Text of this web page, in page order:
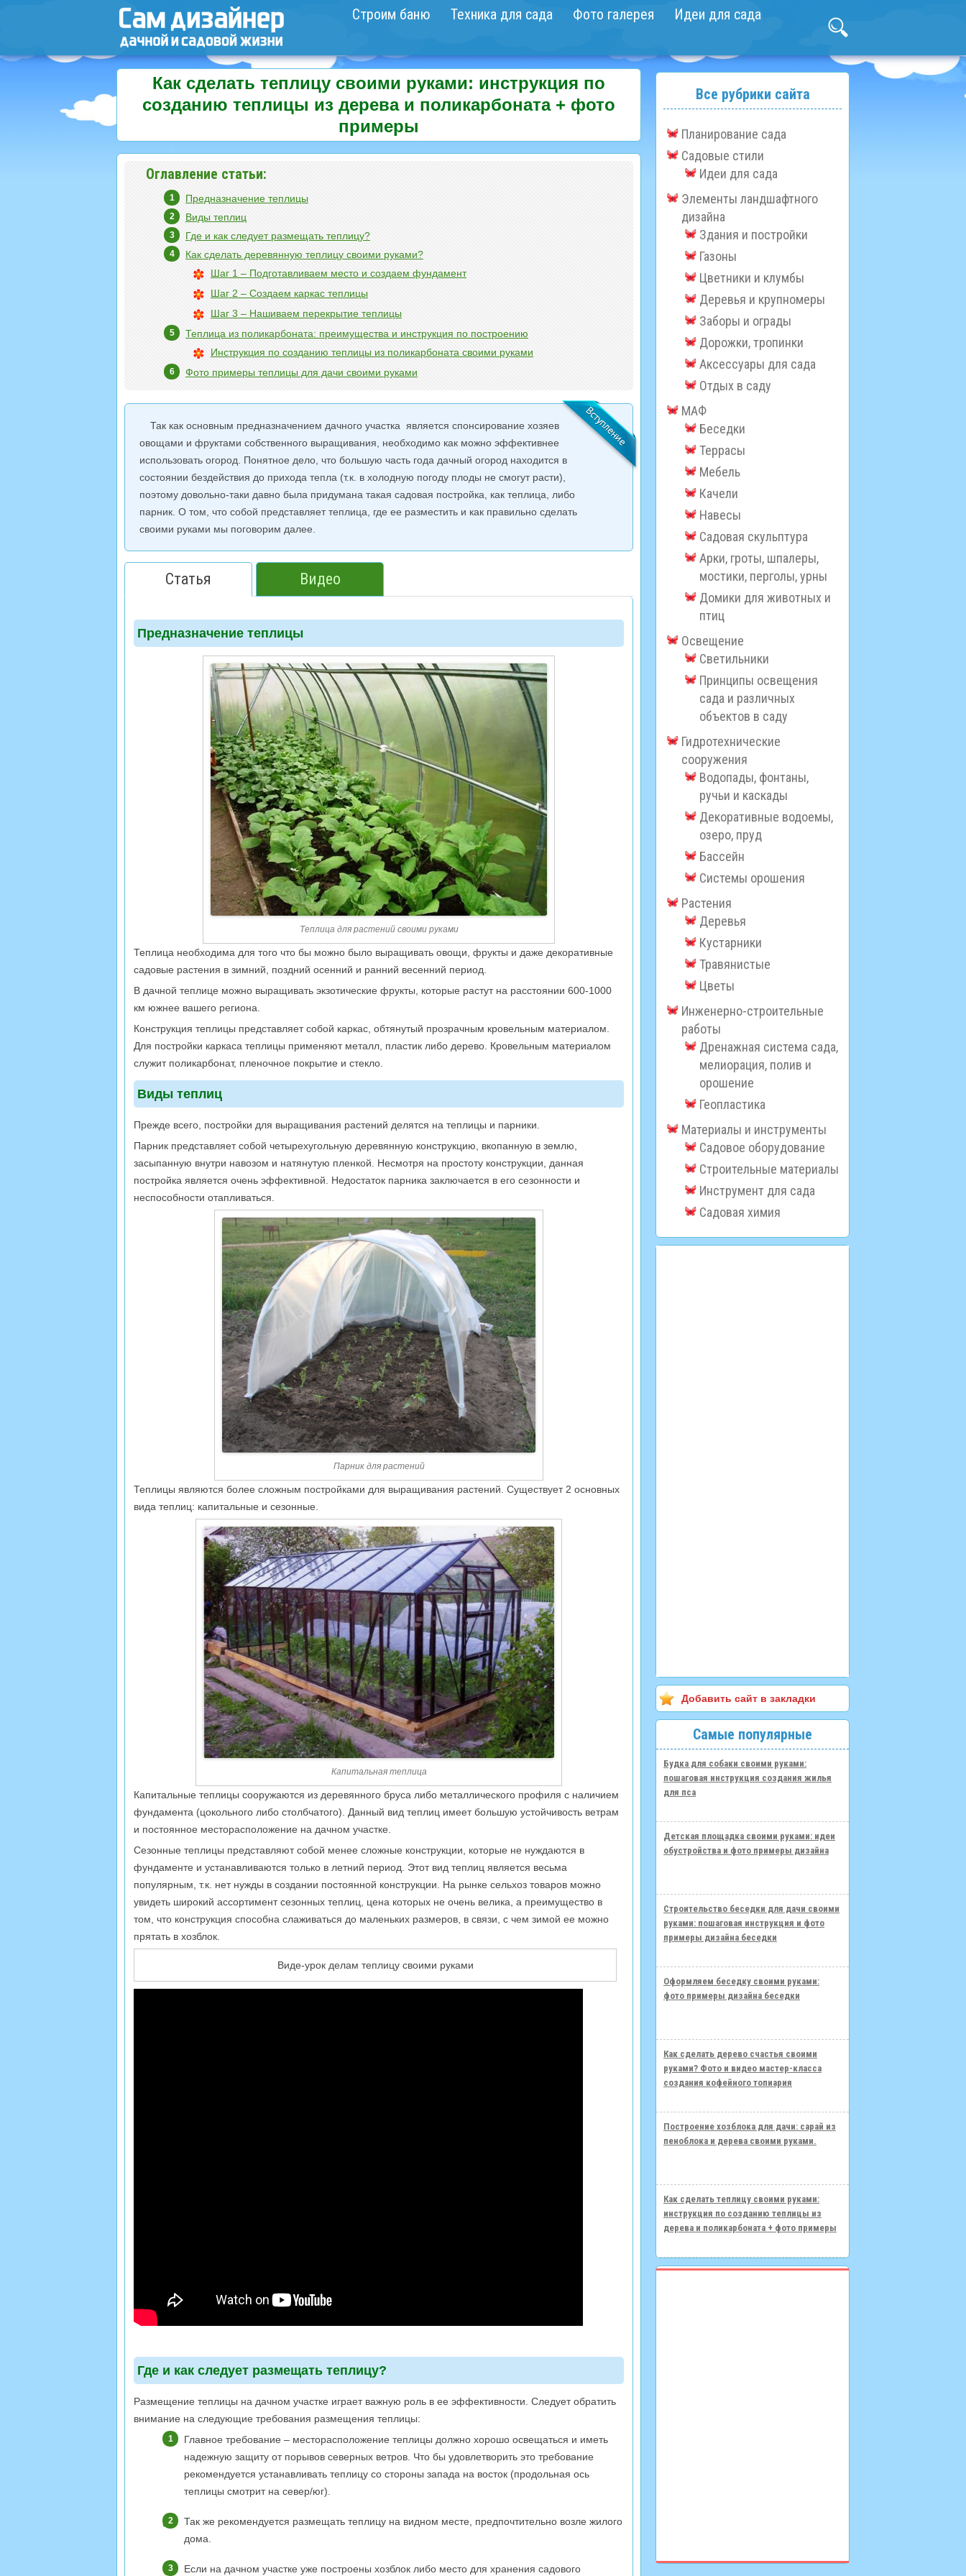
Идеи для сада
Фото галерея
Техника для сада
Строим баню
Как сделать теплицу своими руками: инструкция по
созданию теплицы из дерева и поликарбоната + фото
примеры
Оглавление статьи:
Предназначение теплицы
Виды теплиц
Где и как следует размещать теплицу?
Как сделать деревянную теплицу своими руками?
Шаг 1 – Подготавливаем место и создаем фундамент
Шаг 2 – Создаем каркас теплицы
Шаг 3 – Нашиваем перекрытие теплицы
Теплица из поликарбоната: преимущества и инструкция по построению
Инструкция по созданию теплицы из поликарбоната своими руками
Фото примеры теплицы для дачи своими руками
Так как основным предназначением дачного участка является спонсирование хозяев
овощами и фруктами собственного выращивания, необходимо как можно эффективнее
использовать огород. Понятное дело, что большую часть года дачный огород находится в
состоянии бездействия до прихода тепла (т.к. в холодную погоду плоды не смогут расти),
поэтому довольно-таки давно была придумана такая садовая постройка, как теплица, либо
парник. О том, что собой представляет теплица, где ее разместить и как правильно сделать
своими руками мы поговорим далее.
Статья Видео
Предназначение теплицы
Теплица для растений своими руками
Теплица необходима для того что бы можно было выращивать овощи, фрукты и даже декоративные
садовые растения в зимний, поздний осенний и ранний весенний период.
В дачной теплице можно выращивать экзотические фрукты, которые растут на расстоянии 600-1000
км южнее вашего региона.
Конструкция теплицы представляет собой каркас, обтянутый прозрачным кровельным материалом.
Для постройки каркаса теплицы применяют металл, пластик либо дерево. Кровельным материалом
служит поликарбонат, пленочное покрытие и стекло.
Виды теплиц
Прежде всего, постройки для выращивания растений делятся на теплицы и парники.
Парник представляет собой четырехугольную деревянную конструкцию, вкопанную в землю,
засыпанную внутри навозом и натянутую пленкой. Несмотря на простоту конструкции, данная
постройка является очень эффективной. Недостаток парника заключается в его сезонности и
неспособности отапливаться.
Парник для растений
Теплицы являются более сложным постройками для выращивания растений. Существует 2 основных
вида теплиц: капитальные и сезонные.
Капитальная теплица
Капитальные теплицы сооружаются из деревянного бруса либо металлического профиля с наличием
фундамента (цокольного либо столбчатого). Данный вид теплиц имеет большую устойчивость ветрам
и постоянное месторасположение на дачном участке.
Сезонные теплицы представляют собой менее сложные конструкции, которые не нуждаются в
фундаменте и устанавливаются только в летний период. Этот вид теплиц является весьма
популярным, т.к. нет нужды в создании постоянной конструкции. На рынке сельхоз товаров можно
увидеть широкий ассортимент сезонных теплиц, цена которых не очень велика, а преимущество в
том, что конструкция способна слаживаться до маленьких размеров, в связи, с чем зимой ее можно
прятать в хозблок.
Виде-урок делам теплицу своими руками
Где и как следует размещать теплицу?
Размещение теплицы на дачном участке играет важную роль в ее эффективности. Следует обратить
внимание на следующие требования размещения теплицы:
Главное требование – месторасположение теплицы должно хорошо освещаться и иметь
надежную защиту от порывов северных ветров. Что бы удовлетворить это требование
рекомендуется устанавливать теплицу со стороны запада на восток (продольная ось
теплицы смотрит на север/юг).
Так же рекомендуется размещать теплицу на видном месте, предпочтительно возле жилого
дома.
Если на дачном участке уже построены хозблок либо место для хранения садового
Все рубрики сайта
Планирование сада
Садовые стили
Идеи для сада
Элементы ландшафтного
дизайна
Здания и постройки
Газоны
Цветники и клумбы
Деревья и крупномеры
Заборы и ограды
Дорожки, тропинки
Аксессуары для сада
Отдых в саду
МАФ
Беседки
Террасы
Мебель
Качели
Навесы
Садовая скульптура
Арки, гроты, шпалеры,
мостики, перголы, урны
Домики для животных и
птиц
Освещение
Светильники
Принципы освещения
сада и различных
объектов в саду
Гидротехнические
сооружения
Водопады, фонтаны,
ручьи и каскады
Декоративные водоемы,
озеро, пруд
Бассейн
Системы орошения
Растения
Деревья
Кустарники
Травянистые
Цветы
Инженерно-строительные
работы
Дренажная система сада,
мелиорация, полив и
орошение
Геопластика
Материалы и инструменты
Садовое оборудование
Строительные материалы
Инструмент для сада
Садовая химия
Добавить сайт в закладки
Самые популярные
Будка для собаки своими руками:
пошаговая инструкция создания жилья
для пса
Детская площадка своими руками: идеи
обустройства и фото примеры дизайна
Строительство беседки для дачи своими
руками: пошаговая инструкция и фото
примеры дизайна беседки
Оформляем беседку своими руками:
фото примеры дизайна беседки
Как сделать дерево счастья своими
руками? Фото и видео мастер-класса
создания кофейного топиария
Построение хозблока для дачи: сарай из
пеноблока и дерева своими руками.
Как сделать теплицу своими руками:
инструкция по созданию теплицы из
дерева и поликарбоната + фото примеры